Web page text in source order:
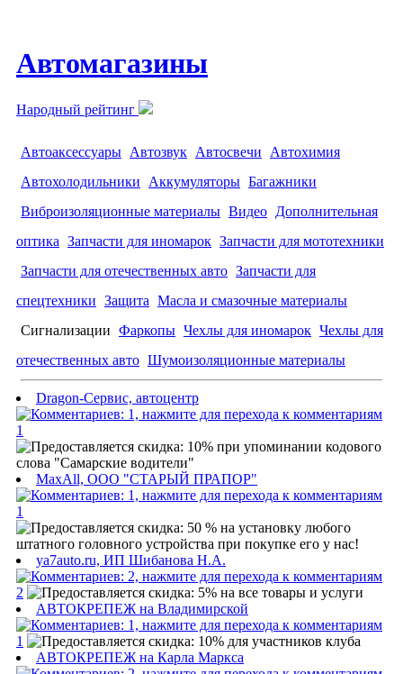
Автомагазины
Народный рейтинг
Автоаксессуары Автозвук Автосвечи
Автохимия
Автохолодильники
Аккумуляторы Багажники
Виброизоляционные материалы Видео Дополнительная
оптика Запчасти для иномарок Запчасти для мототехники
Запчасти для отечественных авто Запчасти для
спецтехники Защита Масла и смазочные материалы
Сигнализации Фаркопы Чехлы для иномарок Чехлы для
отечественных авто Шумоизоляционные материалы
Dragon-Сервис, автоцентр
1
MaxAll, ООО "СТАРЫЙ ПРАПОР"
1
ya7auto.ru, ИП Шибанова Н.А.
2
АВТОКРЕПЕЖ на Владимирской
1
АВТОКРЕПЕЖ на Карла Маркса